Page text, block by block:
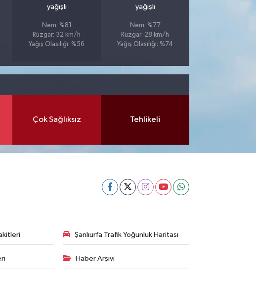
yağışlı
Nem: %81
Rüzgar: 32 km/h
Yağış Olasılığı: %56
yağışlı
Nem: %77
Rüzgar: 28 km/h
Yağış Olasılığı: %74
Çok Sağlıksız Tehlikeli
Şanlıurfa Trafik Yoğunluk Haritası
Haber Arşivi